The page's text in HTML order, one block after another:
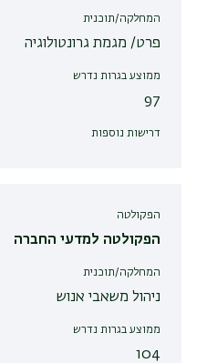
המחלקה/תוכנית
פרט/ מגמת גרונטולוגיה
ממוצע בגרות נדרש
97
דרישות נוספות
הפקולטה
הפקולטה למדעי החברה
המחלקה/תוכנית
ניהול משאבי אנוש
ממוצע בגרות נדרש
104